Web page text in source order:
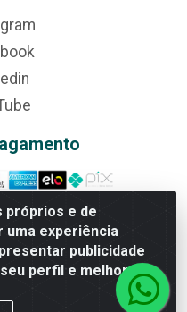
próprios e de
experiência
publicidade
perfil e melhorar a
nº 3860, Jardim das
- CEP 75070-415 -
0002-24